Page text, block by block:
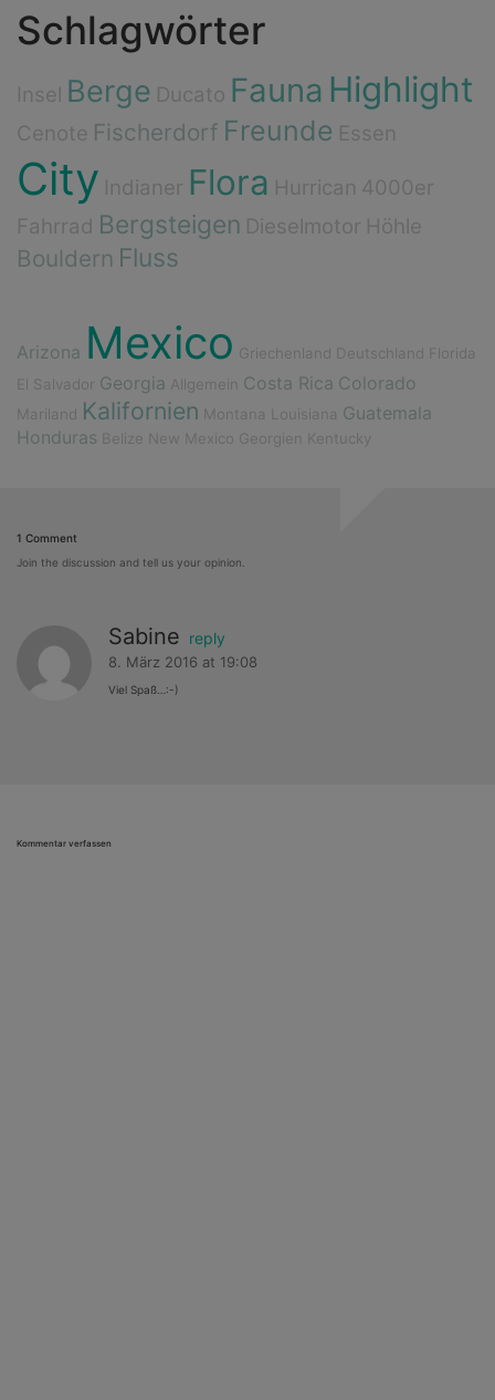
Schlagwörter
Insel Berge Ducato Fauna Highlight
Cenote Fischerdorf Freunde Essen
City Indianer Flora Hurrican 4000er
Fahrrad Bergsteigen Dieselmotor Höhle
Bouldern Fluss
Arizona Mexico Griechenland Deutschland
Florida
El Salvador Georgia Allgemein Costa Rica Colorado
Mariland Kalifornien Montana Louisiana Guatemala
Honduras
Belize New Mexico Georgien Kentucky
1 Comment
Join the discussion and tell us your opinion.
Sabine reply
8. März 2016 at 19:08
Viel Spaß…:-)
Kommentar verfassen